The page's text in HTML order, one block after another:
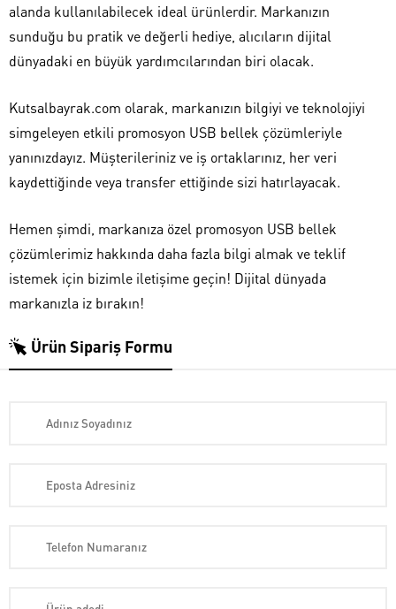
alanda kullanılabilecek ideal ürünlerdir. Markanızın
sunduğu bu pratik ve değerli hediye, alıcıların dijital
dünyadaki en büyük yardımcılarından biri olacak.
Kutsalbayrak.com olarak, markanızın bilgiyi ve teknolojiyi
simgeleyen etkili promosyon USB bellek çözümleriyle
yanınızdayız. Müşterileriniz ve iş ortaklarınız, her veri
kaydettiğinde veya transfer ettiğinde sizi hatırlayacak.
Hemen şimdi, markanıza özel promosyon USB bellek
çözümlerimiz hakkında daha fazla bilgi almak ve teklif
istemek için bizimle iletişime geçin! Dijital dünyada
markanızla iz bırakın!
Ürün Sipariş Formu